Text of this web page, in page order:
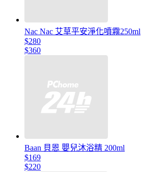
Nac Nac 艾草平安淨化噴霧250ml
$280
$360
Baan 貝恩 嬰兒沐浴精 200ml
$169
$220